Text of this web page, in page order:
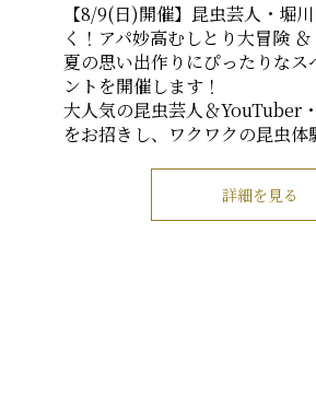
【8/9(日)開催】昆虫芸人・堀
く！アパ妙高むしとり大冒険 ＆
夏の思い出作りにぴったりなス
ントを開催します！
大人気の昆虫芸人＆YouTuber
をお招きし、ワクワクの昆虫体
詳細を見る